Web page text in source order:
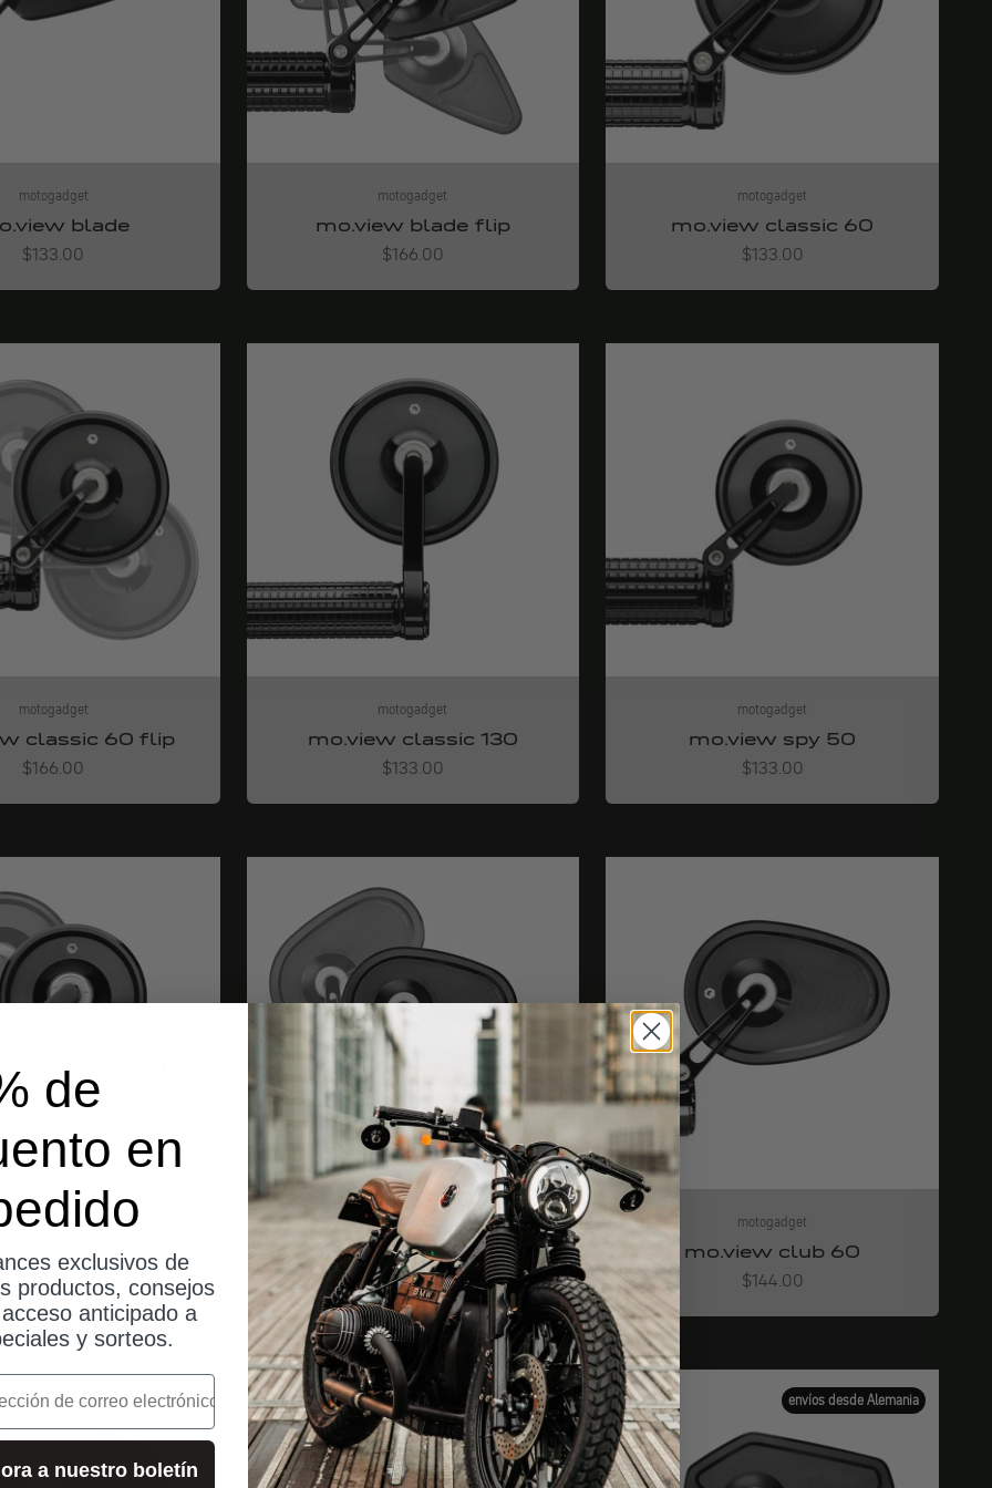
motogadget
blade
Angebot
$133.00
motogadget
mo.view blade flip
Angebot
$166.00
motogadget
mo.view classic 60
Angebot
$133.00
motogadget
classic 60 flip
Angebot
$166.00
motogadget
mo.view classic 130
Angebot
$133.00
motogadget
mo.view spy 50
Angebot
$133.00
motogadget
spy 50 flip
Angebot
$166.00
motogadget
mo.view club 60 flip
Angebot
$177.00
motogadget
mo.view club 60
Angebot
$144.00
envíos desde Alemania envíos desde Alemania
de
en
exclusivos de
productos, consejos
anticipado a
y sorteos.
a nuestro boletín